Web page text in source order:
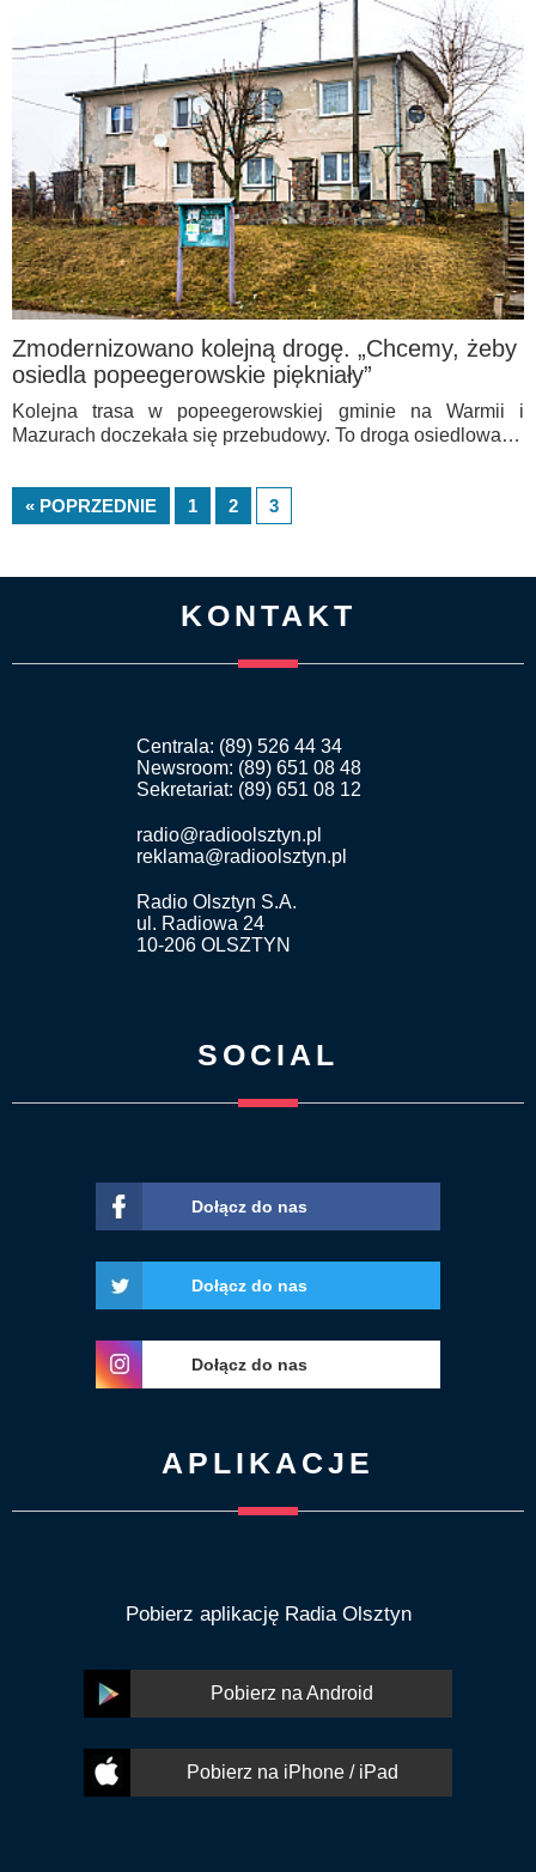
Zmodernizowano kolejną drogę. „Chcemy, żeby
osiedla popeegerowskie piękniały”
Kolejna trasa w popeegerowskiej gminie na Warmii i
Mazurach doczekała się przebudowy. To droga osiedlowa…
« POPRZEDNIE 1 2 3
KONTAKT
Centrala: (89) 526 44 34
Newsroom: (89) 651 08 48
Sekretariat: (89) 651 08 12
radio@radioolsztyn.pl
reklama@radioolsztyn.pl
Radio Olsztyn S.A.
ul. Radiowa 24
10-206 OLSZTYN
SOCIAL
Dołącz do nas
Dołącz do nas
Dołącz do nas
APLIKACJE
Pobierz aplikację Radia Olsztyn
Pobierz na Android
Pobierz na iPhone / iPad